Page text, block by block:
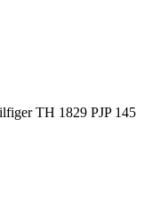
TH 1829 PJP 145